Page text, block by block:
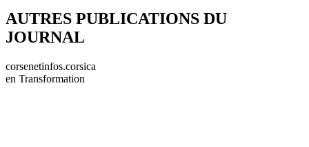
AUTRES PUBLICATIONS DU
JOURNAL
corsenetinfos.corsica
en Transformation